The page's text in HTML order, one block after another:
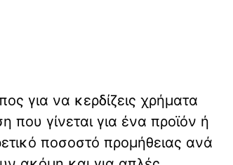
για να κερδίζεις χρήματα
γίνεται για ένα προϊόν ή
ποσοστό προμήθειας ανά